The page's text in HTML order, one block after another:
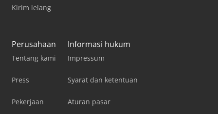
Kirim lelang
Perusahaan
Tentang kami
Press
Pekerjaan
Informasi hukum
Impressum
Syarat dan ketentuan
Aturan pasar